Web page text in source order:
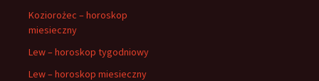
Koziorożec – horoskop
miesieczny
Lew – horoskop tygodniowy
Lew – horoskop miesieczny